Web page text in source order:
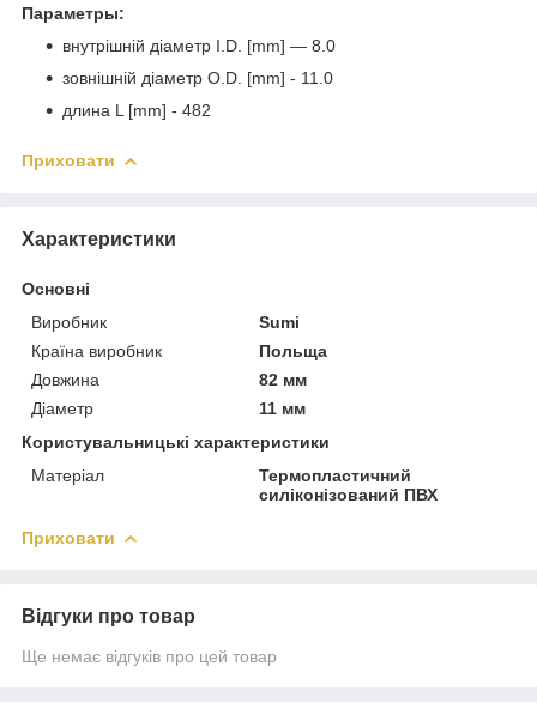
Параметры:
внутрішній діаметр I.D. [mm] — 8.0
зовнішній діаметр O.D. [mm] - 11.0
длина L [mm] - 482
Приховати
Характеристики
Основні
Виробник
Sumi
Країна виробник
Польща
Довжина
82 мм
Діаметр
11 мм
Користувальницькі характеристики
Матеріал
Термопластичний
силіконізований ПВХ
Приховати
Відгуки про товар
Ще немає відгуків про цей товар